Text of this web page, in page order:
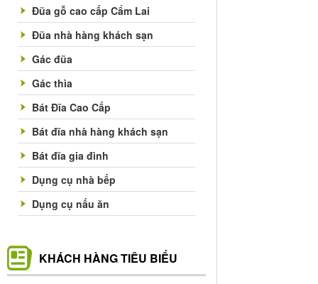
Đũa gỗ cao cấp Cẩm Lai
Đũa nhà hàng khách sạn
Gác đũa
Gác thìa
Bát Đĩa Cao Cấp
Bát đĩa nhà hàng khách sạn
Bát đĩa gia đình
Dụng cụ nhà bếp
Dụng cụ nấu ăn
KHÁCH HÀNG TIÊU BIỂU